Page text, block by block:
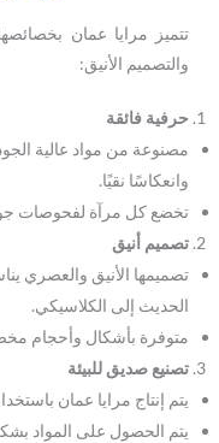
تتميز مرايا عمان
والتصميم الأنيق:
حرفية فائقة
مصنوعة من مواد عالية
وانعكاسًا نقيًا.
تخضع كل مرآة لفحوصات
تصميم أنيق
تصميمها الأنيق والعصري
الحديث إلى الكلاسيكي.
متوفرة بأشكال وأحجام
تصنيع صديق للبيئة
يتم إنتاج مرايا عمان
يتم الحصول على المواد